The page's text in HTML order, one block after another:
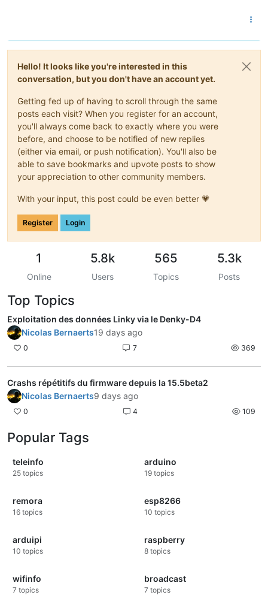
Hello! It looks like you're interested in this
conversation, but you don't have an account yet.
Getting fed up of having to scroll through the same
posts each visit? When you register for an account,
you'll always come back to exactly where you were
before, and choose to be notified of new replies
(either via email, or push notification). You'll also be
able to save bookmarks and upvote posts to show
your appreciation to other community members.
With your input, this post could be even better 💗
Register Login
1
Online
5.8k
Users
565
Topics
5.3k
Posts
Top Topics
Exploitation des données Linky via le Denky-D4
Nicolas Bernaerts19 days ago
0 7 369
Crashs répétitifs du firmware depuis la 15.5beta2
Nicolas Bernaerts9 days ago
0 4 109
Popular Tags
teleinfo
25 topics
arduino
19 topics
remora
16 topics
esp8266
10 topics
arduipi
10 topics
raspberry
8 topics
wifinfo
7 topics
broadcast
7 topics